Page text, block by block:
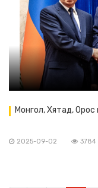
Монгол, Хятад,
2025-09-02 3784